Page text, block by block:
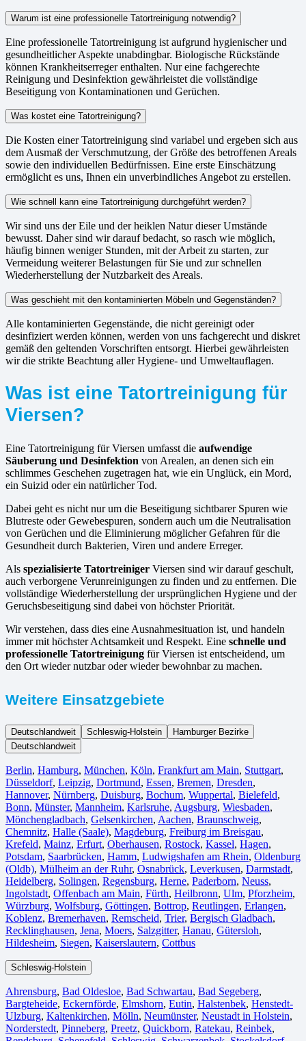
Warum ist eine professionelle Tatortreinigung notwendig?
Eine professionelle Tatortreinigung ist aufgrund hygienischer und
gesundheitlicher Aspekte unabdingbar. Biologische Rückstände
können Krankheitserreger enthalten. Nur eine fachgerechte
Reinigung und Desinfektion gewährleistet die vollständige
Beseitigung von Kontaminationen und Gerüchen.
Was kostet eine Tatortreinigung?
Die Kosten einer Tatortreinigung sind variabel und ergeben sich aus
dem Ausmaß der Verschmutzung, der Größe des betroffenen Areals
sowie den individuellen Bedürfnissen. Eine erste Einschätzung
ermöglicht es uns, Ihnen ein unverbindliches Angebot zu erstellen.
Wie schnell kann eine Tatortreinigung durchgeführt werden?
Wir sind uns der Eile und der heiklen Natur dieser Umstände
bewusst. Daher sind wir darauf bedacht, so rasch wie möglich,
häufig binnen weniger Stunden, mit der Arbeit zu starten, zur
Vermeidung weiterer Belastungen für Sie und zur schnellen
Wiederherstellung der Nutzbarkeit des Areals.
Was geschieht mit den kontaminierten Möbeln und Gegenständen?
Alle kontaminierten Gegenstände, die nicht gereinigt oder
desinfiziert werden können, werden von uns fachgerecht und diskret
gemäß den geltenden Vorschriften entsorgt. Hierbei gewährleisten
wir die strikte Beachtung aller Hygiene- und Umweltauflagen.
Was ist eine Tatortreinigung für
Viersen?
Eine Tatortreinigung für Viersen umfasst die aufwendige
Säuberung und Desinfektion von Arealen, an denen sich ein
schlimmes Geschehen zugetragen hat, wie ein Unglück, ein Mord,
ein Suizid oder ein natürlicher Tod.
Dabei geht es nicht nur um die Beseitigung sichtbarer Spuren wie
Blutreste oder Gewebespuren, sondern auch um die Neutralisation
von Gerüchen und die Eliminierung möglicher Gefahren für die
Gesundheit durch Bakterien, Viren und andere Erreger.
Als spezialisierte Tatortreiniger Viersen sind wir darauf geschult,
auch verborgene Verunreinigungen zu finden und zu entfernen. Die
vollständige Wiederherstellung der ursprünglichen Hygiene und der
Geruchsbeseitigung sind dabei von höchster Priorität.
Wir verstehen, dass dies eine Ausnahmesituation ist, und handeln
immer mit höchster Achtsamkeit und Respekt. Eine schnelle und
professionelle Tatortreinigung für Viersen ist entscheidend, um
den Ort wieder nutzbar oder wieder bewohnbar zu machen.
Weitere Einsatzgebiete
Deutschlandweit Schleswig-Holstein
Hamburger Bezirke
Deutschlandweit
Berlin⁠, Hamburg, München, Köln⁠, Frankfurt am Main, Stuttgart,
Düsseldorf, Leipzig, Dortmund, Essen, Bremen, Dresden,
Hannover, Nürnberg, Duisburg⁠, Bochum, Wuppertal⁠, Bielefeld⁠,
Bonn⁠, Münster⁠, Mannheim, Karlsruhe, Augsburg, Wiesbaden⁠,
Mönchengladbach⁠, Gelsenkirchen⁠, Aachen⁠, Braunschweig,
Chemnitz⁠, Halle (Saale)⁠, Magdeburg, Freiburg im Breisgau⁠,
Krefeld⁠, Mainz⁠, Erfurt, Oberhausen⁠, Rostock⁠, Kassel⁠, Hagen,
Potsdam, Saarbrücken⁠, Hamm, Ludwigshafen am Rhein⁠, Oldenburg
(Oldb), Mülheim an der Ruhr, Osnabrück⁠, Leverkusen, Darmstadt⁠,
Heidelberg, Solingen, Regensburg, Herne⁠, Paderborn, Neuss,
Ingolstadt, Offenbach am Main, Fürth⁠, Heilbronn, Ulm⁠, Pforzheim,
Würzburg, Wolfsburg⁠, Göttingen, Bottrop, Reutlingen, Erlangen⁠,
Koblenz, Bremerhaven⁠, Remscheid, Trier⁠, Bergisch Gladbach,
Recklinghausen, Jena⁠, Moers⁠, Salzgitter⁠, Hanau, Gütersloh,
Hildesheim⁠, Siegen⁠, Kaiserslautern⁠, Cottbus⁠
Schleswig-Holstein
Ahrensburg, Bad Oldesloe, Bad Schwartau, Bad Segeberg,
Bargteheide, Eckernförde, Elmshorn, Eutin, Halstenbek, Henstedt-
Ulzburg, Kaltenkirchen, Mölln, Neumünster, Neustadt in Holstein,
Norderstedt, Pinneberg, Preetz, Quickborn, Ratekau, Reinbek,